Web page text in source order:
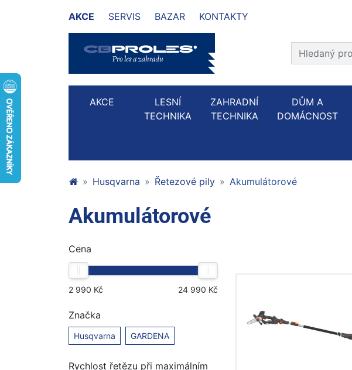
AKCE SERVIS BAZAR KONTAKTY
Prohledat web
AKCE
LESNÍ
TECHNIKA
ZAHRADNÍ
TECHNIKA
DŮM A
DOMÁCNOST
Husqvarna Řetezové pily Akumulátorové
Akumulátorové
Cena
Značka
Husqvarna GARDENA
Rychlost řetězu při maximálním